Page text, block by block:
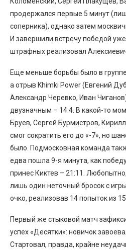
продержался первые 5 минут
соперника), однако затем
И завершили встречу победой
штрафных реализовал
Еще меньше борьбы было в
а отрыв Khimki Power (Евгений
Александр Черевко, Иван
двузначным – 14:4. В какой-то
Бруев, Сергей Бурмистров,
смог сократить его до «-7», но
было. Подмосковная команда
едва пошла 9-я минута, как
принес Киктев – 21:11.
лишь один неточный бросок с
очко, реализовав 14 попыток из
Первый же стыковой матч
успех «Десятки»: новичок
Стартовал, правда, крайне